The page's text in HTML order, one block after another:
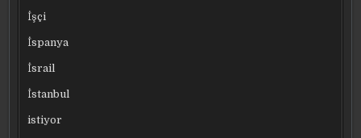
İşçi
İspanya
İsrail
İstanbul
istiyor